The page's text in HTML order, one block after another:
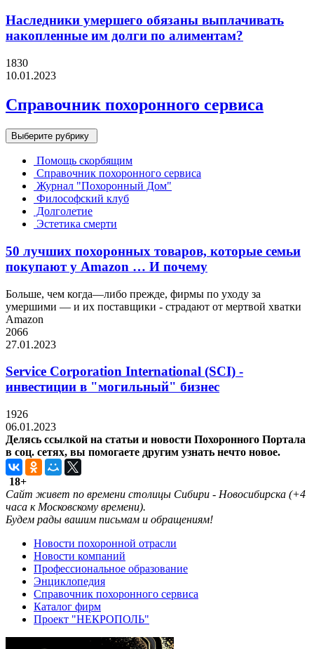
Наследники умершего обязаны выплачивать
накопленные им долги по алиментам?
1830
10.01.2023
Справочник похоронного сервиса
Выберите рубрику
Помощь скорбящим
Справочник похоронного сервиса
Журнал "Похоронный Дом"
Философский клуб
Долголетие
Эстетика смерти
50 лучших похоронных товаров, которые семьи
покупают у Amazon … И почему
Больше, чем когда—либо прежде, фирмы по уходу за
умершими — и их поставщики - страдают от мертвой хватки
Amazon
2066
27.01.2023
Service Corporation International (SCI) -
инвестиции в "могильный" бизнес
1926
06.01.2023
Делясь ссылкой на статьи и новости Похоронного Портала
в соц. сетях, вы помогаете другим узнать нечто новое.
18+
Cайт живет по времени столицы Сибири - Новосибирска (+4
часа к Московскому времени).
Будем рады вашим письмам и обращениям!
Новости похоронной отрасли
Новости компаний
Профессиональное образование
Энциклопедия
Справочник похоронного сервиса
Каталог фирм
Проект "НЕКРОПОЛЬ"